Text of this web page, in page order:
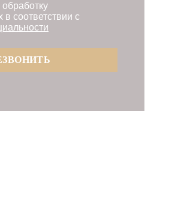
обработку
соответствии с